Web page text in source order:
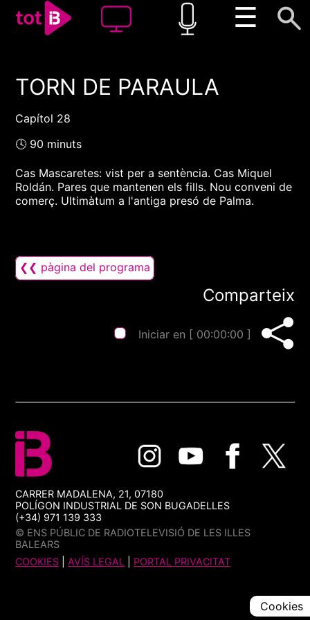
☰
00:00 00:00
TORN DE PARAULA
Capítol 28
🕓 90 minuts
Cas Mascaretes: vist per a sentència. Cas Miquel
Roldán. Pares que mantenen els fills. Nou conveni de
comerç. Ultimàtum a l'antiga presó de Palma.
❮❮ pàgina del programa
Comparteix
Iniciar en [ 00:00:00 ]
CARRER MADALENA, 21, 07180
POLÍGON INDUSTRIAL DE SON BUGADELLES
(+34) 971 139 333
© ENS PÚBLIC DE RADIOTELEVISIÓ DE LES ILLES
BALEARS
COOKIES |AVÍS LEGAL PORTAL PRIVACITAT
Cookies